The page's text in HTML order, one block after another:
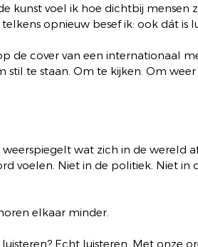
kunst voel ik hoe dichtbij mensen
opnieuw besef ik: ook dát is
de cover van een internationaal
stil te staan. Om te kijken. Om
wat zich in de wereld
voelen. Niet in de politiek. Niet in
elkaar minder.
Echt luisteren. Met onze